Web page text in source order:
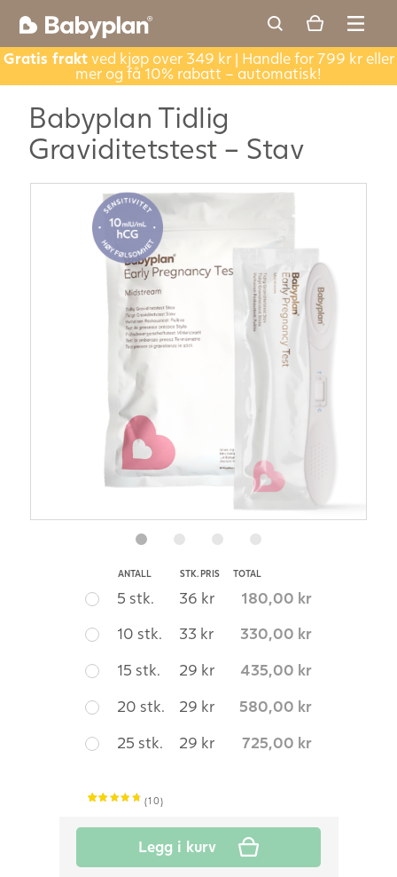
Gratis fraktved kjøp over 349 kr | Handle for 799 kr eller
mer og få 10% rabatt – automatisk!
Babyplan Tidlig
Graviditetstest – Stav
ANTALL STK. PRIS TOTAL
5 stk. 36 kr 180,00 kr
10 stk.
33 kr 330,00 kr
15 stk.
29 kr 435,00 kr
20 stk.
29 kr 580,00 kr
25 stk.
29 kr 725,00 kr
based
on
(10)
Legg i kurv